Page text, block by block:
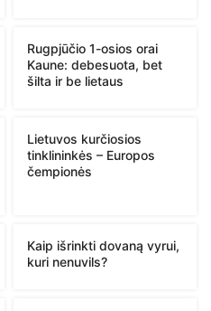
Rugpjūčio 1-osios orai
Kaune: debesuota, bet
šilta ir be lietaus
Lietuvos kurčiosios
tinklininkės – Europos
čempionės
Kaip išrinkti dovaną vyrui,
kuri nenuvils?